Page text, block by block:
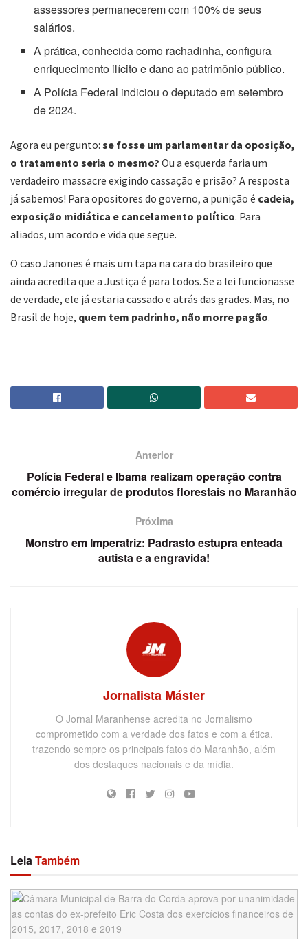
assessores permanecerem com 100% de seus
salários.
A prática, conhecida como rachadinha, configura
enriquecimento ilícito e dano ao patrimônio público.
A Polícia Federal indiciou o deputado em setembro
de 2024.
Agora eu pergunto: se fosse um parlamentar da oposição,
o tratamento seria o mesmo? Ou a esquerda faria um
verdadeiro massacre exigindo cassação e prisão? A resposta
já sabemos! Para opositores do governo, a punição é cadeia,
exposição midiática e cancelamento político. Para
aliados, um acordo e vida que segue.
O caso Janones é mais um tapa na cara do brasileiro que
ainda acredita que a Justiça é para todos. Se a lei funcionasse
de verdade, ele já estaria cassado e atrás das grades. Mas, no
Brasil de hoje, quem tem padrinho, não morre pagão.
Anterior
Polícia Federal e Ibama realizam operação contra
comércio irregular de produtos florestais no Maranhão
Próxima
Monstro em Imperatriz: Padrasto estupra enteada
autista e a engravida!
Jornalista Máster
O Jornal Maranhense acredita no Jornalismo
comprometido com a verdade dos fatos e com a ética,
trazendo sempre os principais fatos do Maranhão, além
dos destaques nacionais e da mídia.
LeiaTambém